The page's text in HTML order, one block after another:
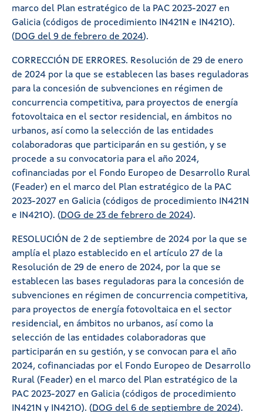
marco del Plan estratégico de la PAC 2023-2027 en
Galicia (códigos de procedimiento IN421N e IN421O).
( DOG del 9 de febrero de 2024).
CORRECCIÓN DE ERRORES. Resolución de 29 de enero
de 2024 por la que se establecen las bases reguladoras
para la concesión de subvenciones en régimen de
concurrencia competitiva, para proyectos de energía
fotovoltaica en el sector residencial, en ámbitos no
urbanos, así como la selección de las entidades
colaboradoras que participarán en su gestión, y se
procede a su convocatoria para el año 2024,
cofinanciadas por el Fondo Europeo de Desarrollo Rural
(Feader) en el marco del Plan estratégico de la PAC
2023-2027 en Galicia (códigos de procedimiento IN421N
e IN421O). ( DOG de 23 de febrero de 2024).
RESOLUCIÓN de 2 de septiembre de 2024 por la que se
amplía el plazo establecido en el artículo 27 de la
Resolución de 29 de enero de 2024, por la que se
establecen las bases reguladoras para la concesión de
subvenciones en régimen de concurrencia competitiva,
para proyectos de energía fotovoltaica en el sector
residencial, en ámbitos no urbanos, así como la
selección de las entidades colaboradoras que
participarán en su gestión, y se convocan para el año
2024, cofinanciadas por el Fondo Europeo de Desarrollo
Rural (Feader) en el marco del Plan estratégico de la
PAC 2023-2027 en Galicia (códigos de procedimiento
IN421N y IN421O). ( DOG del 6 de septiembre de 2024).